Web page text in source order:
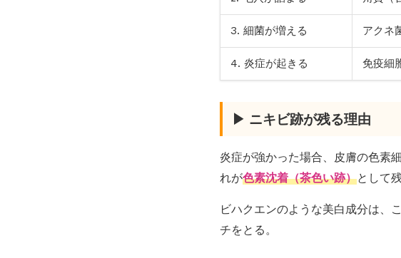
3. 細菌が増える アクネ
4. 炎症が起きる 免疫細
▶ ニキビ跡が残る理由
炎症が強かった場合、皮膚の色素
れが色素沈着（茶色い跡）として残
ビハクエンのような美白成分は、
チをとる。